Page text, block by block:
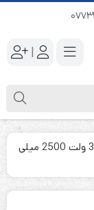
|
باتری 16340 لیتیوم یون 3.7 ولت 2500 میلی